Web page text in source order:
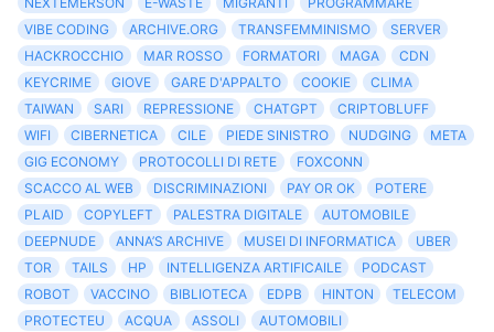
VIBE CODING
ARCHIVE.ORG TRANSFEMMINISMO
SERVER
HACKROCCHIO
MAR ROSSO FORMATORI MAGA
CDN
KEYCRIME
GIOVE GARE D'APPALTO COOKIE
CLIMA
TAIWAN
SARI REPRESSIONE CHATGPT
CRIPTOBLUFF
WIFI
CIBERNETICA CILE PIEDE SINISTRO NUDGING
META
GIG ECONOMY
PROTOCOLLI DI RETE
FOXCONN
SCACCO AL WEB
DISCRIMINAZIONI PAY OR OK
POTERE
PLAID
COPYLEFT PALESTRA DIGITALE
AUTOMOBILE
DEEPNUDE
ANNA’S ARCHIVE MUSEI DI INFORMATICA
UBER
TOR
TAILS HP INTELLIGENZA ARTIFICAILE
PODCAST
ROBOT
VACCINO BIBLIOTECA EDPB HINTON
TELECOM
PROTECTEU
ACQUA ASSOLI
AUTOMOBILI